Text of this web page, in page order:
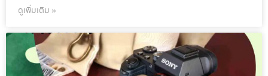
ดูเพิ่มเติม »